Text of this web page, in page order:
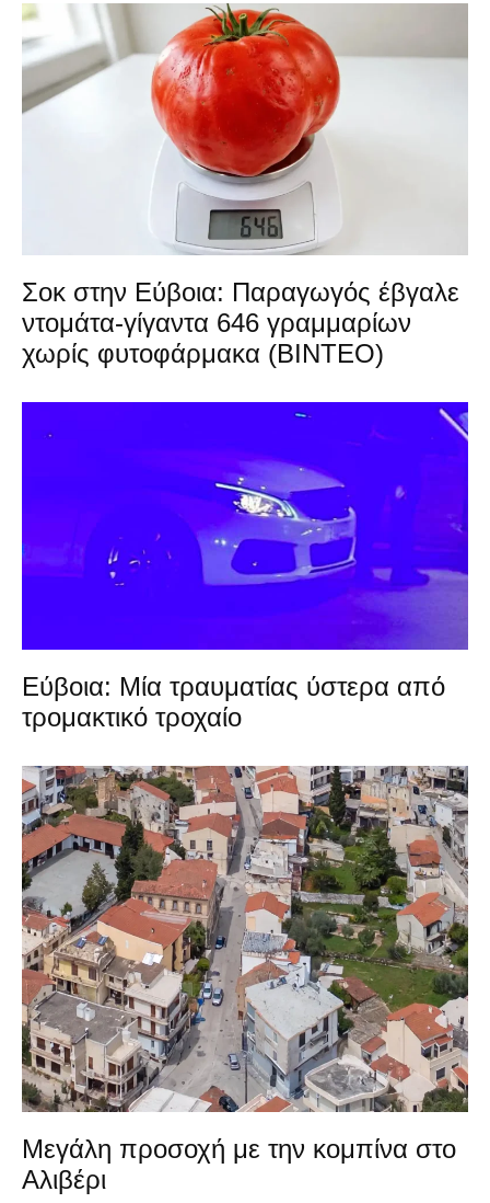
Σοκ στην Εύβοια: Παραγωγός έβγαλε
ντομάτα-γίγαντα 646 γραμμαρίων
χωρίς φυτοφάρμακα (ΒΙΝΤΕΟ)
Εύβοια: Μία τραυματίας ύστερα από
τρομακτικό τροχαίο
Μεγάλη προσοχή με την κομπίνα στο
Αλιβέρι